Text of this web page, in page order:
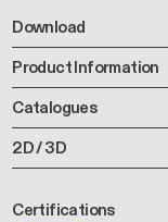
Download
Product Information
Catalogues
2D / 3D
Certifications